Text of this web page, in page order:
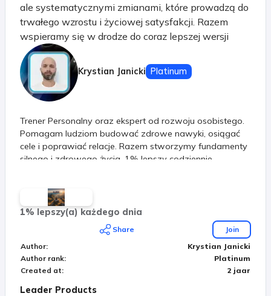
ale systematycznymi zmianami, które prowadzą do
trwałego wzrostu i życiowej satysfakcji. Razem
wspieramy się w drodze do coraz lepszej wersji
siebie! Systematyczność to jest nasz klucz do
sukcesu. Nie ważne jakie tępo obierzesz. Ważne, że
kierujesz się do przodu. Razem przejdziemy przez
etapy w naszym życiu. Już nie jesteś sama / sam!
Krystian Janicki Platinum
Trener Personalny oraz ekspert od rozwoju osobistego.
Pomagam ludziom budować zdrowe nawyki, osiągać
cele i poprawiać relacje. Razem stworzymy fundamenty
silnego i zdrowego życia. 1% lepszy codziennie
1% lepszy(a) każdego dnia
Share
Join
Author:
Krystian Janicki
Author rank:
Platinum
Created at: 2 jaar
Leader Products